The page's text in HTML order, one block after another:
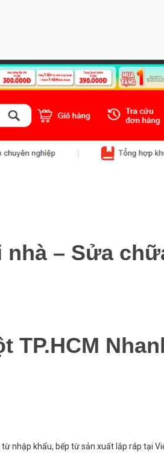
– Sửa
TP.HCM
nhập khẩu, bếp từ sản xuất lắp ráp tại